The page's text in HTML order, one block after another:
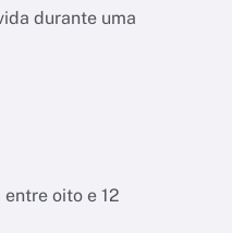
durante uma
oito e 12